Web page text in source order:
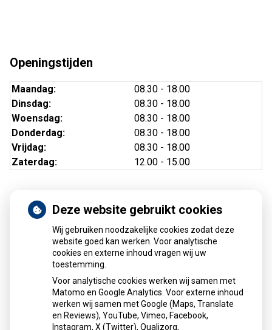
Openingstijden
Maandag:
08.30 - 18.00
Dinsdag:
08.30 - 18.00
Woensdag:
08.30 - 18.00
Donderdag:
08.30 - 18.00
Vrijdag:
08.30 - 18.00
Zaterdag:
12.00 - 15.00
Nieuws
Sinds huisartsen afslankmedicijnen mogen voorschrijven,
neemt gebruik toe
Schurft sinds corona geen vergeten ziekte meer: aantal
uitbraken fors gestegen
Stoppen met afslankmedicijnen betekent zonder
leefstijlaanpassingen weer gewichtstoename
Deze website gebruikt cookies
Wij gebruiken noodzakelijke cookies zodat deze
website goed kan werken. Voor analytische
cookies en externe inhoud vragen wij uw
toestemming.
Voor analytische cookies werken wij samen met
Matomo en Google Analytics. Voor externe inhoud
werken wij samen met Google (Maps, Translate
en Reviews), YouTube, Vimeo, Facebook,
Instagram, X (Twitter), Qualizorg,